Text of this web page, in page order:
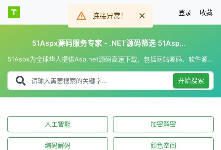
登录 收藏
51Aspx源码服务专家 - .NET源码筛选 51Aspx.com
51Aspx为全球华人提供Asp.net源码高速下载，包括网站源码、软件源码、小程序源码等授权类型源码。
开始搜索
人工智能 加密解密
编码解码 颜色空间
连接异常！